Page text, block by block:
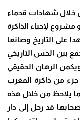
خلال شهادات قدماء
لإحياء الذاكرة
على التاريخ وصانعا
بين الحس التاريخي
ويكمن الرهان الحقيقي
جزء من ذاكرة المغرب
ما يلاحظ من خلال هذه
قد رحل إلى دار